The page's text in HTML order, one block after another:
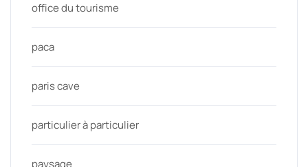
office du tourisme
paca
paris cave
particulier à particulier